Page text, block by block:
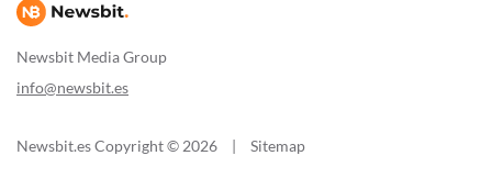
Newsbit Media Group
info@newsbit.es
Newsbit.es Copyright © 2026 | Sitemap